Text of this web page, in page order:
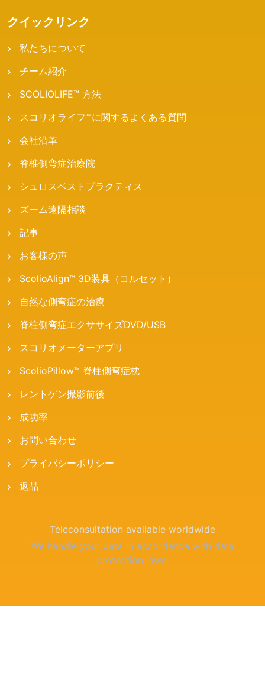
クイックリンク
私たちについて
チーム紹介
SCOLIOLIFE™ 方法
スコリオライフ™に関するよくある質問
会社沿革
脊椎側弯症治療院
シュロスベストプラクティス
ズーム遠隔相談
記事
お客様の声
ScolioAlign™ 3D装具（コルセット）
自然な側弯症の治療
脊柱側弯症エクササイズDVD/USB
スコリオメーターアプリ
ScolioPillow™ 脊柱側弯症枕
レントゲン撮影前後
成功率
お問い合わせ
プライバシーポリシー
返品
Teleconsultation available worldwide
We handle your data in accordance with data
protection laws.